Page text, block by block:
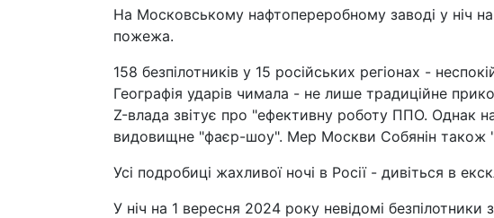
На Московському нафтопереробному заводі у ніч
пожежа.
158 безпілотників у 15 російських регіонах -
Географія ударів чимала - не лише традиційне
Z-влада звітує про "ефективну роботу ППО. Однак
видовищне "фаєр-шоу". Мер Москви Собянін також
Усі подробиці жахливої ночі в Росії - дивіться в
У ніч на 1 вересня 2024 року невідомі безпілотники